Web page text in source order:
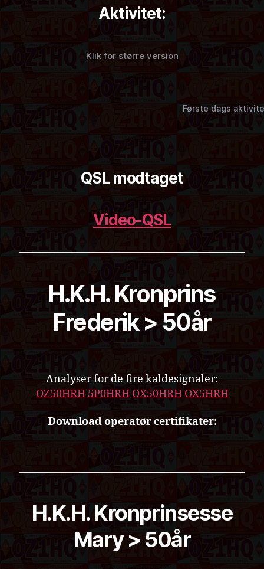
Aktivitet:
Klik for større version
Første dags
QSL modtaget
Video-QSL
—————————————————————-
H.K.H. Kronprins
Frederik > 50år
Analyser for de fire kaldesignaler:
OZ50HRH 5P0HRH OX50HRH OX5HRH
Download operatør certifikater:
—————————————————————-
H.K.H. Kronprinsesse
Mary > 50år